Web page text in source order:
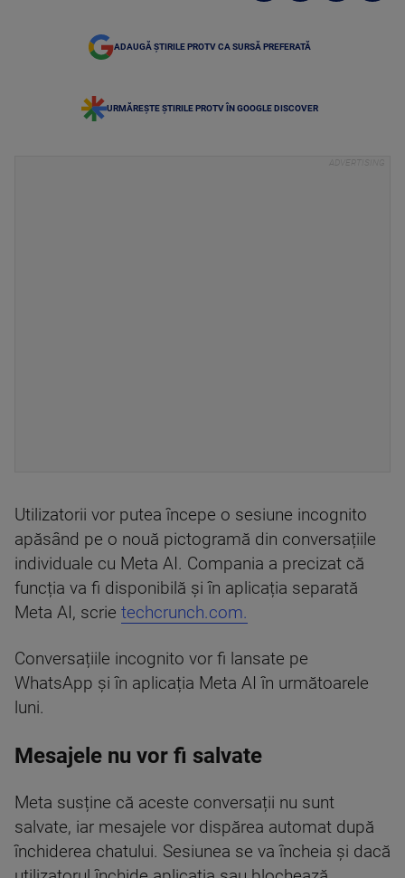
ADAUGĂ ȘTIRILE PROTV CA SURSĂ PREFERATĂ
URMĂREȘTE ȘTIRILE PROTV ÎN GOOGLE DISCOVER
Utilizatorii vor putea începe o sesiune incognito
apăsând pe o nouă pictogramă din conversațiile
individuale cu Meta AI. Compania a precizat că
funcția va fi disponibilă și în aplicația separată
Meta AI, scrie techcrunch.com.
Conversațiile incognito vor fi lansate pe
WhatsApp și în aplicația Meta AI în următoarele
luni.
Mesajele nu vor fi salvate
Meta susține că aceste conversații nu sunt
salvate, iar mesajele vor dispărea automat după
închiderea chatului. Sesiunea se va încheia și dacă